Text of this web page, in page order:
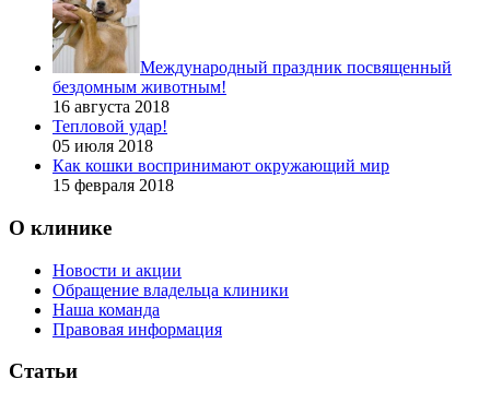
Международный праздник посвященный
бездомным животным!
16 августа 2018
Тепловой удар!
05 июля 2018
Как кошки воспринимают окружающий мир
15 февраля 2018
О клинике
Новости и акции
Обращение владельца клиники
Наша команда
Правовая информация
Статьи